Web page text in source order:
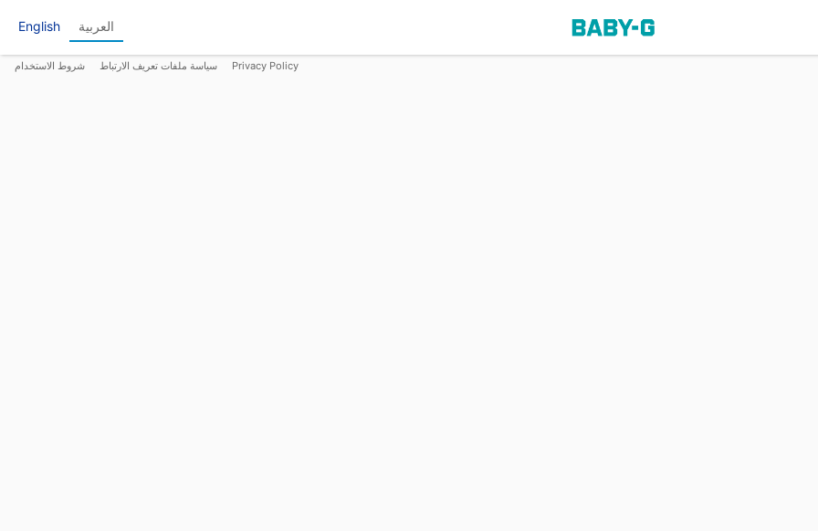
العربية English
Privacy Policy سياسة ملفات تعريف الارتباط شروط الاستخدام